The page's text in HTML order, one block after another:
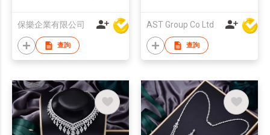
保樂企業有限公司
查詢
AST Group Co Ltd
查詢